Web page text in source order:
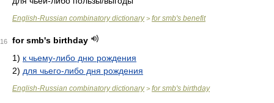
English-Russian combinatory dictionary> for smb's benefit
16
for smb's birthday
1) к чьему-либо дню рождения
2) для чьего-либо дня рождения
English-Russian combinatory dictionary> for smb's birthday